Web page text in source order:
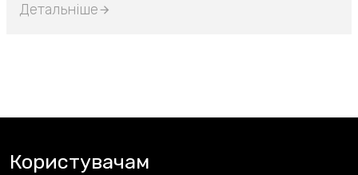
Детальніше
Користувачам